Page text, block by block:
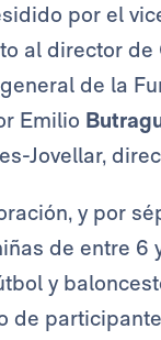
por el
al director
de la
Emilio
Jovellar,
y por
de entre 6
y
de